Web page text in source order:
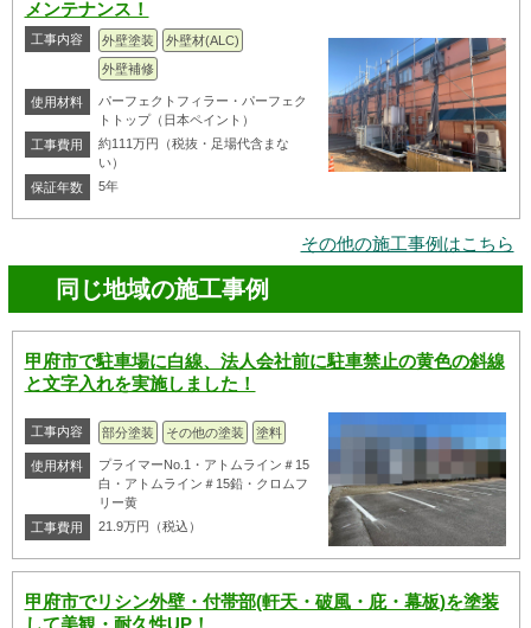
メンテナンス！
工事内容 外壁塗装
外壁材(ALC)
外壁補修
使用材料
パーフェクトフィラー・パーフェク
トトップ（日本ペイント）
工事費用
約111万円（税抜・足場代含まな
い）
保証年数
5年
その他の施工事例はこちら
同じ地域の施工事例
甲府市で駐車場に白線、法人会社前に駐車禁止の黄色の斜線
と文字入れを実施しました！
工事内容 部分塗装 その他の塗装 塗料
使用材料
プライマーNo.1・アトムライン＃15
白・アトムライン＃15鉛・クロムフ
リー黄
工事費用
21.9万円（税込）
甲府市でリシン外壁・付帯部(軒天・破風・庇・幕板)を塗装